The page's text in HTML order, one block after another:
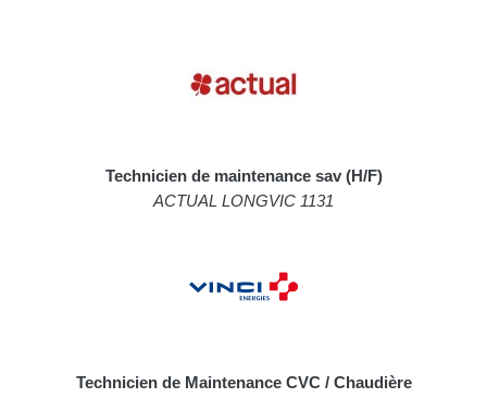
Technicien de maintenance sav (H/F)
ACTUAL LONGVIC 1131
Technicien de Maintenance CVC / Chaudière